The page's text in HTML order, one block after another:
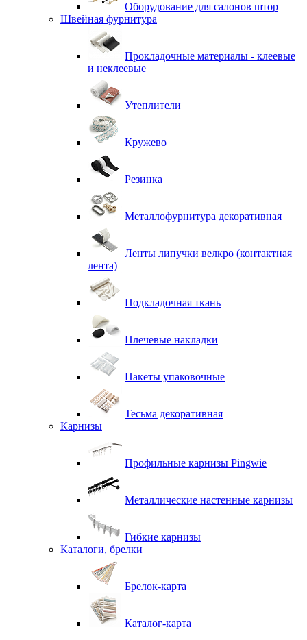
Оборудование для салонов штор
Швейная фурнитура
Прокладочные материалы - клеевые
и неклеевые
Утеплители
Кружево
Резинка
Металлофурнитура декоративная
Ленты липучки велкро (контактная
лента)
Подкладочная ткань
Плечевые накладки
Пакеты упаковочные
Тесьма декоративная
Карнизы
Профильные карнизы Pingwie
Металлические настенные карнизы
Гибкие карнизы
Каталоги, брелки
Брелок-карта
Каталог-карта